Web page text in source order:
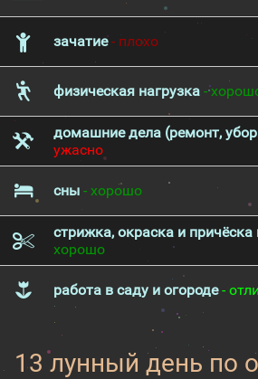
зачатие- плохо
физическая нагрузка -
домашние дела (ремонт,
ужасно
сны - хорошо
стрижка, окраска и причёска
хорошо
работа в саду и огороде-
13 лунный день по